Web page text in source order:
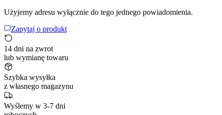
Użyjemy adresu wyłącznie do tego jednego powiadomienia.
Zapytaj o produkt
14 dni na zwrot
lub wymianę towaru
Szybka wysyłka
z własnego magazynu
Wyślemy w 3-7 dni